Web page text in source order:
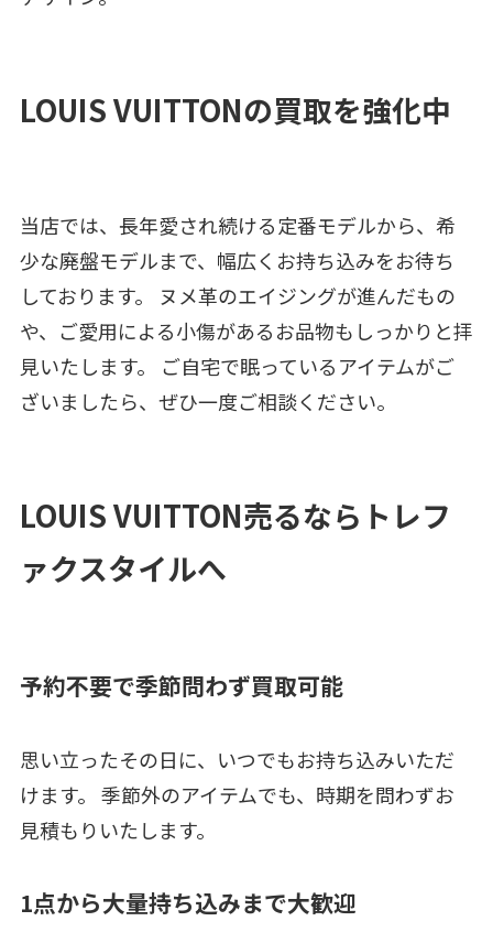
LOUIS VUITTONの買取を強化中
当店では、長年愛され続ける定番モデルから、希
少な廃盤モデルまで、幅広くお持ち込みをお待ち
しております。 ヌメ革のエイジングが進んだもの
や、ご愛用による小傷があるお品物もしっかりと拝
見いたします。 ご自宅で眠っているアイテムがご
ざいましたら、ぜひ一度ご相談ください。
LOUIS VUITTON売るならトレフ
ァクスタイルへ
予約不要で季節問わず買取可能
思い立ったその日に、いつでもお持ち込みいただ
けます。 季節外のアイテムでも、時期を問わずお
見積もりいたします。
1点から大量持ち込みまで大歓迎